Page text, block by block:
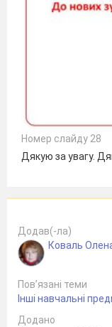
Номер слайду 28
Дякую за увагу.
Додав(-ла)
Коваль
Пов’язані теми
Інші навчальні
Додано